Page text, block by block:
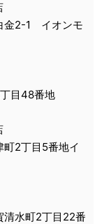
金2-1 イオンモ
目48番地
町2丁目5番地イ
清水町2丁目22番